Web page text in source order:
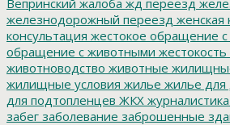
железнодорожный переезд женская
консультация жестокое обращение
обращение с животными жестокость
животноводство животные
жилищные условия жилье жилье для
для подтопленцев ЖКХ журналистика
забег заболевание заброшенные